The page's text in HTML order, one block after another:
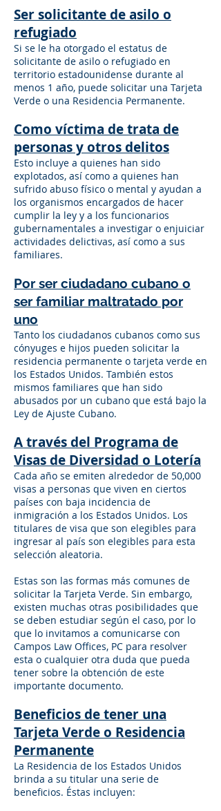
Ser solicitante de asilo o
refugiado
Si se le ha otorgado el estatus de
solicitante de asilo o refugiado en
territorio estadounidense durante al
menos 1 año, puede solicitar una Tarjeta
Verde o una Residencia Permanente.
Como víctima de trata de
personas y otros delitos
Esto incluye a quienes han sido
explotados, así como a quienes han
sufrido abuso físico o mental y ayudan a
los organismos encargados de hacer
cumplir la ley y a los funcionarios
gubernamentales a investigar o enjuiciar
actividades delictivas, así como a sus
familiares.
Por ser ciudadano cubano o
ser familiar maltratado por
uno
Tanto los ciudadanos cubanos como sus
cónyuges e hijos pueden solicitar la
residencia permanente o tarjeta verde en
los Estados Unidos. También estos
mismos familiares que han sido
abusados por un cubano que está bajo la
Ley de Ajuste Cubano.
A través del Programa de
Visas de Diversidad o Lotería
Cada año se emiten alrededor de 50,000
visas a personas que viven en ciertos
países con baja incidencia de
inmigración a los Estados Unidos. Los
titulares de visa que son elegibles para
ingresar al país son elegibles para esta
selección aleatoria.
Estas son las formas más comunes de
solicitar la Tarjeta Verde. Sin embargo,
existen muchas otras posibilidades que
se deben estudiar según el caso, por lo
que lo invitamos a comunicarse con
Campos Law Offices, PC para resolver
esta o cualquier otra duda que pueda
tener sobre la obtención de este
importante documento.
Beneficios de tener una
Tarjeta Verde o Residencia
Permanente
La Residencia de los Estados Unidos
brinda a su titular una serie de
beneficios. Éstas incluyen: